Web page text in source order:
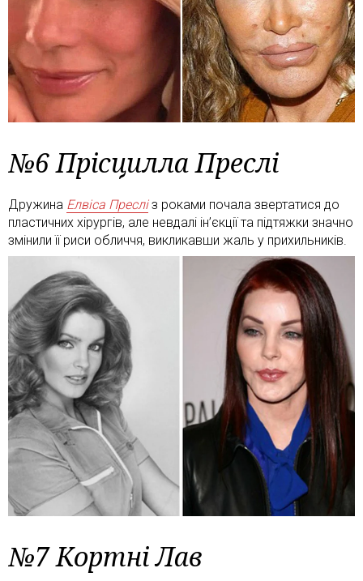
№6 Прісцилла Преслі
Дружина Елвіса Пресліз роками почала звертатися до
пластичних хірургів, але невдалі ін’єкції та підтяжки значно
змінили її риси обличчя, викликавши жаль у прихильників.
№7 Кортні Лав